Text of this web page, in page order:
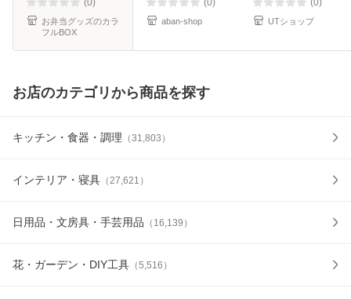
段 アフタヌーン
お弁当グッズのカラ
フルBOX
納バaban-shop
ィーUTショップ
お店のカテゴリから商品を探す
キッチン・食器・調理 （31,803 ）
インテリア・寝具 （ 27,621 ）
日用品・文房具・手芸用品 （ 16,139 ）
花・ガーデン・DIY工具 （5,516 ）